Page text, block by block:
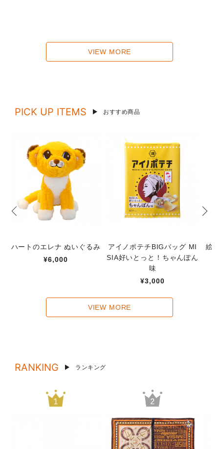
VIEW MORE
PICK UP ITEMS おすすめ商品
ハートのエレナ ぬいぐるみ
¥6,000
アイノポテチBIGバッグ MI
SIA好いとっと！ちゃんぽん
味
¥3,000
絵
VIEW MORE
RANKING ランキング